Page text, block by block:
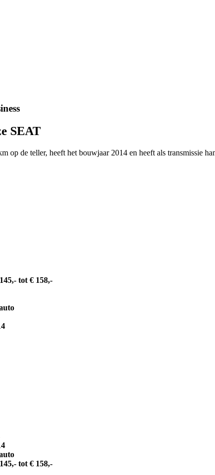
SEAT
op de teller, heeft het bouwjaar 2014 en heeft als transmissie
tot € 158,-
tot € 158,-